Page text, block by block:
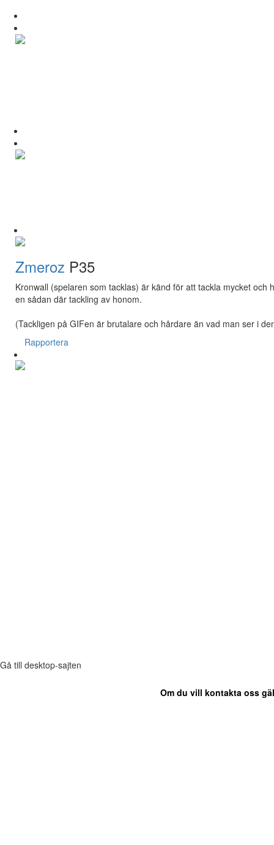
Zmeroz P35
Kronwall (spelaren som tacklas) är känd för att tackla mycket
en sådan där tackling av honom.
(Tackligen på GIFen är brutalare och hårdare än vad man ser i
Rapportera
Gå till desktop-sajten
Om du vill kontakta oss